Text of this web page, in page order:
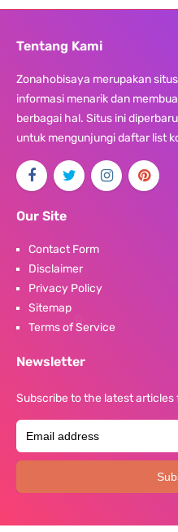
Tentang Kami
Zonahobisaya merupakan
informasi menarik dan
berbagai hal. Situs ini
untuk mengunjungi daftar list
Our Site
Contact Form
Disclaimer
Privacy Policy
Sitemap
Terms of Service
Newsletter
Subscribe to the latest